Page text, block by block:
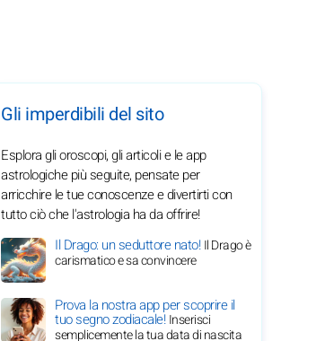
completo segno per segno del 2 giugno 2026
Gli imperdibili del sito
Esplora gli oroscopi, gli articoli e le app
astrologiche più seguite, pensate per
arricchire le tue conoscenze e divertirti con
tutto ciò che l'astrologia ha da offrire!
Il Drago: un seduttore nato!Il Drago è
carismatico e sa convincere
Prova la nostra app per scoprire il
tuo segno zodiacale!Inserisci
semplicemente la tua data di nascita